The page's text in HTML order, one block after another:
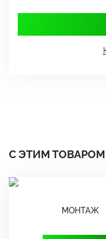
С ЭТИМ
МОНТАЖ